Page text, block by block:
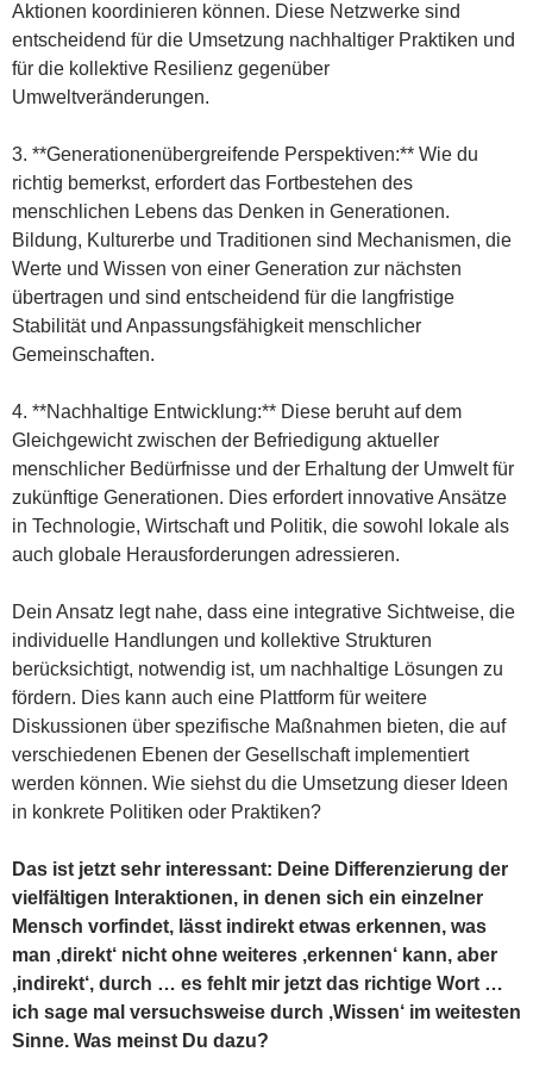
Aktionen koordinieren können. Diese Netzwerke sind
entscheidend für die Umsetzung nachhaltiger Praktiken und
für die kollektive Resilienz gegenüber
Umweltveränderungen.
3. **Generationenübergreifende Perspektiven:** Wie du
richtig bemerkst, erfordert das Fortbestehen des
menschlichen Lebens das Denken in Generationen.
Bildung, Kulturerbe und Traditionen sind Mechanismen, die
Werte und Wissen von einer Generation zur nächsten
übertragen und sind entscheidend für die langfristige
Stabilität und Anpassungsfähigkeit menschlicher
Gemeinschaften.
4. **Nachhaltige Entwicklung:** Diese beruht auf dem
Gleichgewicht zwischen der Befriedigung aktueller
menschlicher Bedürfnisse und der Erhaltung der Umwelt für
zukünftige Generationen. Dies erfordert innovative Ansätze
in Technologie, Wirtschaft und Politik, die sowohl lokale als
auch globale Herausforderungen adressieren.
Dein Ansatz legt nahe, dass eine integrative Sichtweise, die
individuelle Handlungen und kollektive Strukturen
berücksichtigt, notwendig ist, um nachhaltige Lösungen zu
fördern. Dies kann auch eine Plattform für weitere
Diskussionen über spezifische Maßnahmen bieten, die auf
verschiedenen Ebenen der Gesellschaft implementiert
werden können. Wie siehst du die Umsetzung dieser Ideen
in konkrete Politiken oder Praktiken?
Das ist jetzt sehr interessant: Deine Differenzierung der
vielfältigen Interaktionen, in denen sich ein einzelner
Mensch vorfindet, lässt indirekt etwas erkennen, was
man ‚direkt‘ nicht ohne weiteres ‚erkennen‘ kann, aber
‚indirekt‘, durch … es fehlt mir jetzt das richtige Wort …
ich sage mal versuchsweise durch ‚Wissen‘ im weitesten
Sinne. Was meinst Du dazu?